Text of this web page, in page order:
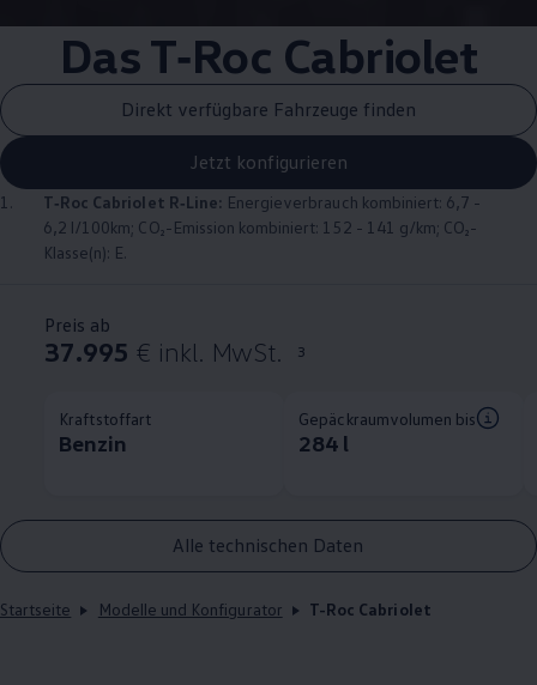
DasT‑Roc Cabriolet
Direkt verfügbare Fahrzeuge finden
Jetzt konfigurieren
1. T‑Roc Cabriolet R‑Line: Energieverbrauch kombiniert: 6,7 -
6,2 l/100km; CO₂-Emission kombiniert: 152 - 141 g/km; CO₂-
Klasse(n): E.
Preis ab
37.995 € inkl. MwSt. 3
Kraftstoffart
Benzin
Gepäckraumvolumen bis
284 l
Alle technischen Daten
Startseite Modelle und Konfigurator T-Roc Cabriolet